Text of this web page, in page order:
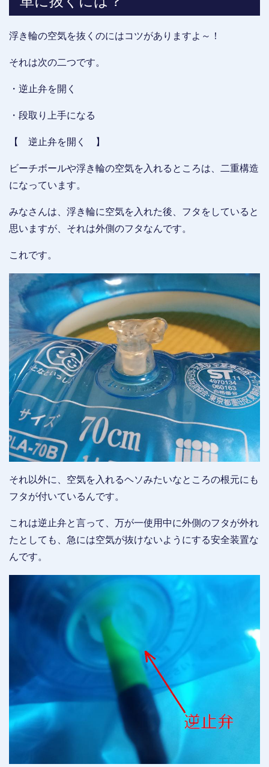
浮き輪の空気を抜くのにはコツがありますよ～！
それは次の二つです。
・逆止弁を開く
・段取り上手になる
【 逆止弁を開く 】
ビーチボールや浮き輪の空気を入れるところは、二重構造
になっています。
みなさんは、浮き輪に空気を入れた後、フタをしていると
思いますが、それは外側のフタなんです。
これです。
それ以外に、空気を入れるヘソみたいなところの根元にも
フタが付いているんです。
これは逆止弁と言って、万が一使用中に外側のフタが外れ
たとしても、急には空気が抜けないようにする安全装置な
んです。